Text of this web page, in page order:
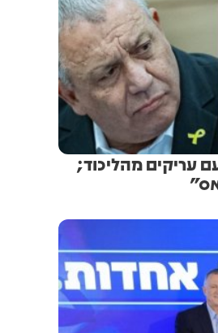
עריקים מהליכוד;